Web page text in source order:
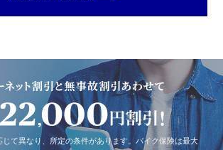
て異なり、所定の条件があります。バイク保険は最大